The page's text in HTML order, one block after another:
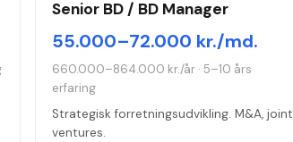
Senior BD / BD Manager
55.000–72.000 kr./md.
660.000–864.000 kr./år ·5–10 års
erfaring
Strategisk forretningsudvikling. M&A, joint
ventures.